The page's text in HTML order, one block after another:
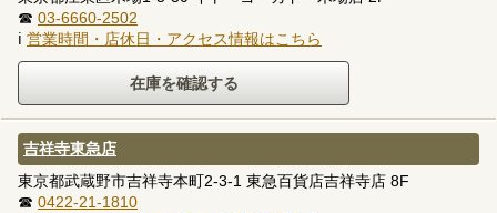
☎ 03-6660-2502
ℹ 営業時間・店休日・アクセス情報はこちら
吉祥寺東急店
東京都武蔵野市吉祥寺本町2-3-1 東急百貨店吉祥寺店 8F
☎ 0422-21-1810